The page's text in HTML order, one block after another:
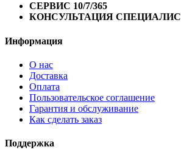
СЕРВИС 10/7/365
КОНСУЛЬТАЦИЯ
Информация
О нас
Доставка
Оплата
Пользовательское соглашение
Гарантия и обслуживание
Как сделать заказ
Поддержка